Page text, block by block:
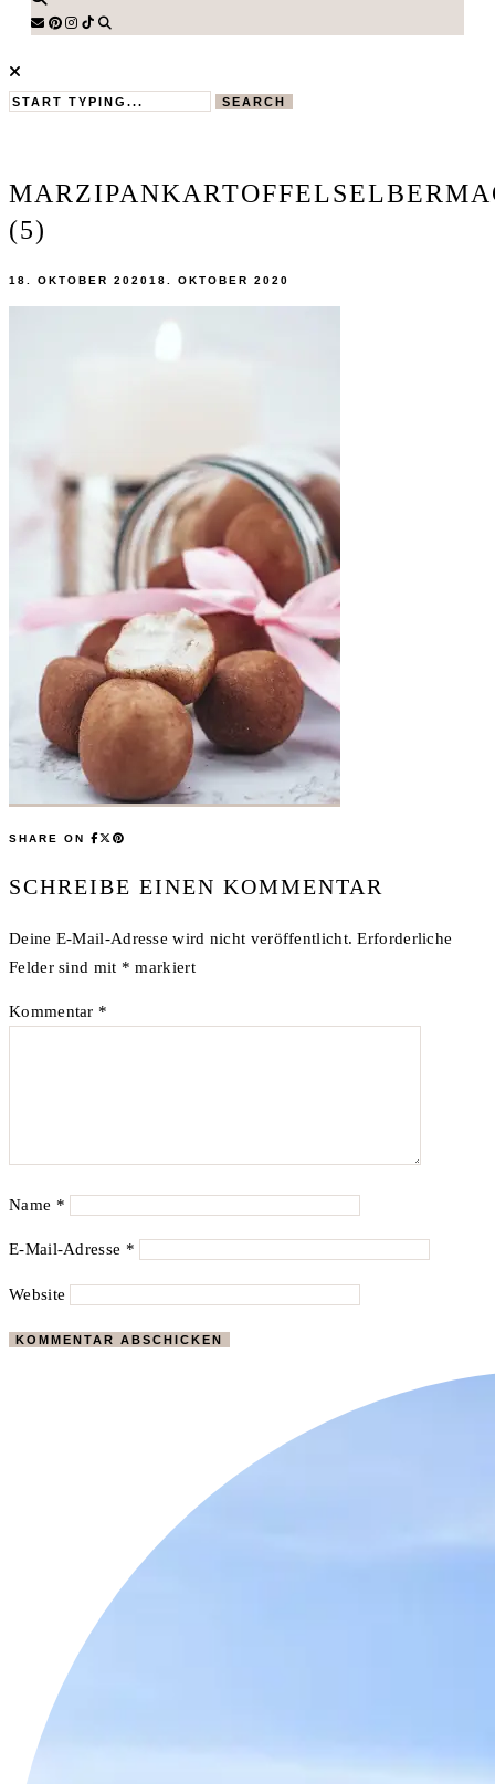
SEARCH
(5)
18. OKTOBER 202018. OKTOBER 2020
SHARE ON
SCHREIBE EINEN KOMMENTAR
Deine E-Mail-Adresse wird nicht veröffentlicht. Erforderliche
Felder sind mit * markiert
Kommentar *
Name *
E-Mail-Adresse *
Website